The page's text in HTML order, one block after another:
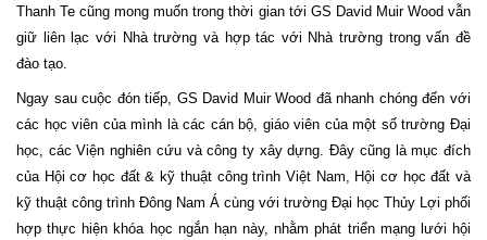
Thanh Te cũng mong muốn trong thời gian tới GS David Muir Wood vẫn
giữ liên lạc với Nhà trường và hợp tác với Nhà trường trong vấn đề
đào tạo.
Ngay sau cuộc đón tiếp, GS David Muir Wood đã nhanh chóng đến với
các học viên của mình là các cán bộ, giáo viên của một số trường Đại
học, các Viện nghiên cứu và công ty xây dựng. Đây cũng là mục đích
của Hội cơ học đất & kỹ thuật công trình Việt Nam, Hội cơ học đất và
kỹ thuật công trình Đông Nam Á cùng với trường Đại học Thủy Lợi phối
hợp thực hiện khóa học ngắn hạn này, nhằm phát triển mạng lưới hội